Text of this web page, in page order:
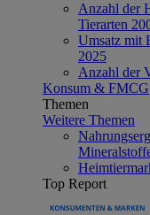
Anzahl der
Tierarten
Umsatz mit
2025
Anzahl der
Konsum & FMCG
Themen
Weitere Themen
Top Report